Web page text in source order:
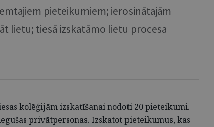
pieteikumiem; ierosinātajām
lietu; tiesā izskatāmo lietu procesa
kolēģijām izskatīšanai nodoti 20 pieteikumi.
privātpersonas. Izskatot pieteikumus, kas